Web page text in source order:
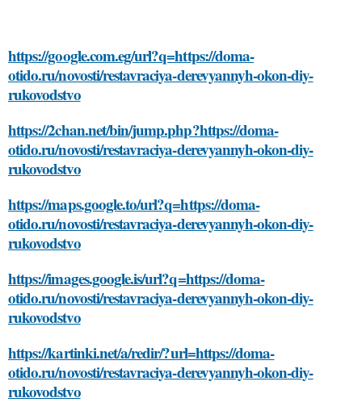
https://google.com.eg/url?q=https://doma-
otido.ru/novosti/restavraciya-derevyannyh-okon-diy-
rukovodstvo
https://2chan.net/bin/jump.php?https://doma-
otido.ru/novosti/restavraciya-derevyannyh-okon-diy-
rukovodstvo
https://maps.google.to/url?q=https://doma-
otido.ru/novosti/restavraciya-derevyannyh-okon-diy-
rukovodstvo
https://images.google.is/url?q=https://doma-
otido.ru/novosti/restavraciya-derevyannyh-okon-diy-
rukovodstvo
https://kartinki.net/a/redir/?url=https://doma-
otido.ru/novosti/restavraciya-derevyannyh-okon-diy-
rukovodstvo